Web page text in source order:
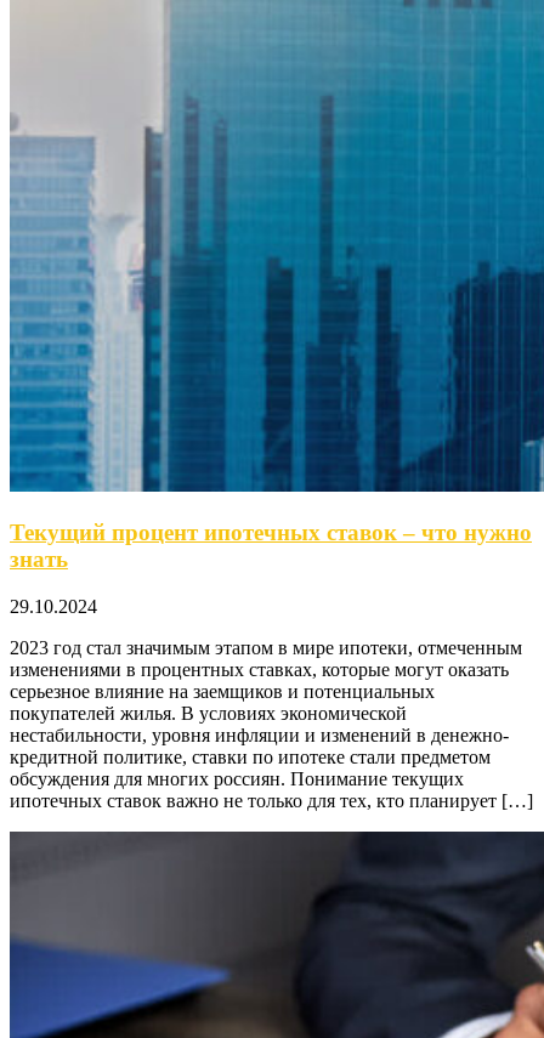
Текущий процент ипотечных ставок – что нужно
знать
29.10.2024
2023 год стал значимым этапом в мире ипотеки, отмеченным
изменениями в процентных ставках, которые могут оказать
серьезное влияние на заемщиков и потенциальных
покупателей жилья. В условиях экономической
нестабильности, уровня инфляции и изменений в денежно-
кредитной политике, ставки по ипотеке стали предметом
обсуждения для многих россиян. Понимание текущих
ипотечных ставок важно не только для тех, кто планирует […]